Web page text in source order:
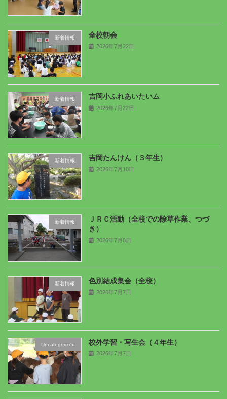
新着情報 全校朝会
2026年7月22日
新着情報 吉岡小ふれあいたいム
2026年7月22日
新着情報 吉岡たんけん（３年生）
2026年7月10日
新着情報
ＪＲＣ活動（全校での除草作業、つづ
き）
2026年7月8日
新着情報 色別結成集会（全校）
2026年7月7日
Uncategorized 校外学習・写生会（４年生）
2026年7月7日